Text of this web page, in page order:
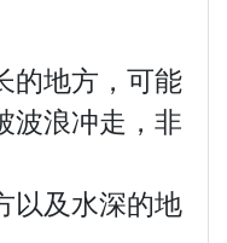
的地方，可能
波浪冲走，非
以及水深的地